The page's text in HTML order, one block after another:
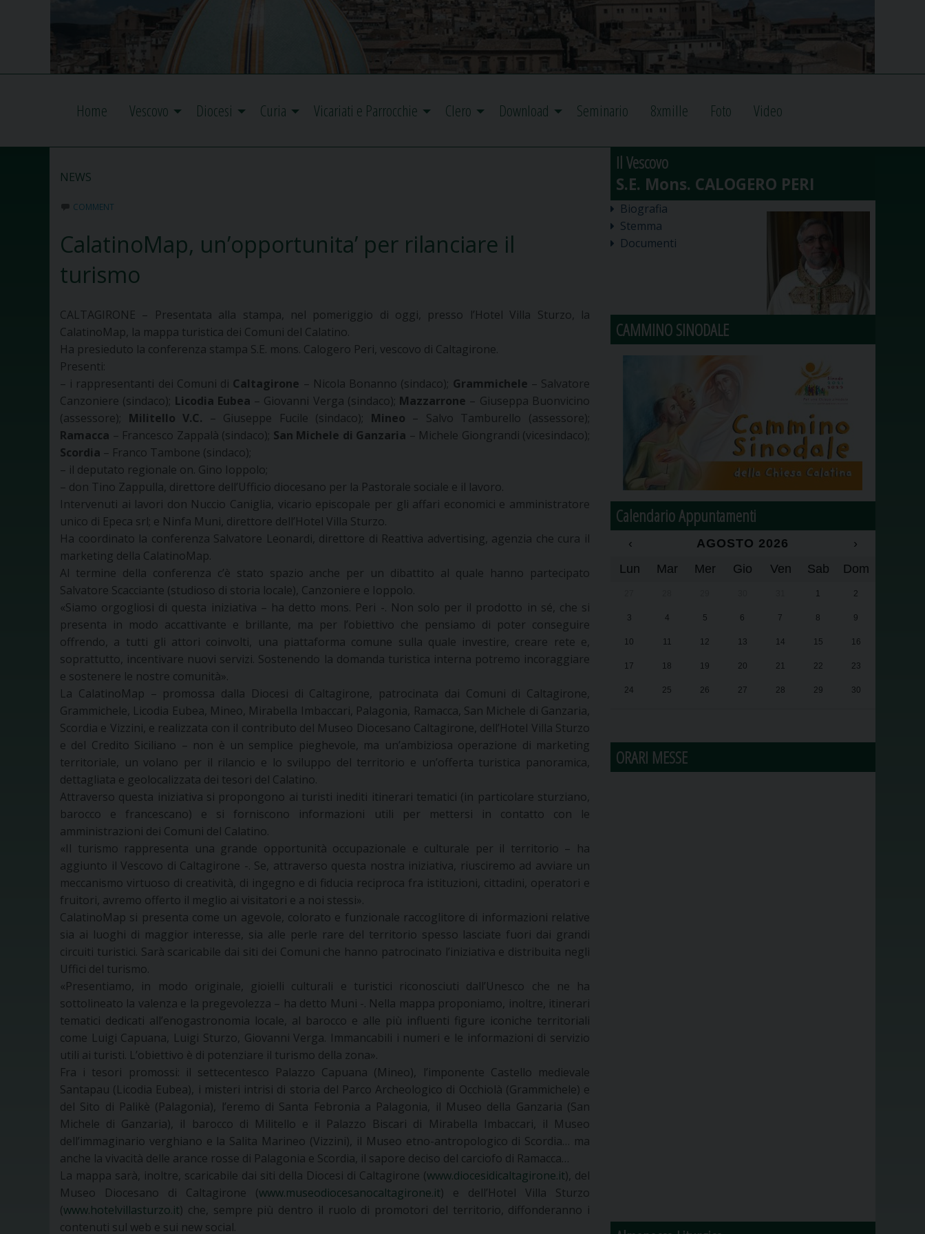
Home Vescovo Diocesi Curia Vicariati e Parrocchie Clero Download Seminario 8xmille Foto Video
NEWS
COMMENT
CalatinoMap, un’opportunita’ per rilanciare il
turismo
CALTAGIRONE – Presentata alla stampa, nel pomeriggio di oggi, presso l’Hotel Villa Sturzo, la
CalatinoMap, la mappa turistica dei Comuni del Calatino.
Ha presieduto la conferenza stampa S.E. mons. Calogero Peri, vescovo di Caltagirone.
Presenti:
– i rappresentanti dei Comuni di Caltagirone – Nicola Bonanno (sindaco); Grammichele – Salvatore
Canzoniere (sindaco); Licodia Eubea – Giovanni Verga (sindaco); Mazzarrone – Giuseppa Buonvicino
(assessore); Militello V.C. – Giuseppe Fucile (sindaco); Mineo – Salvo Tamburello (assessore);
Ramacca – Francesco Zappalà (sindaco); San Michele di Ganzaria – Michele Giongrandi (vicesindaco);
Scordia – Franco Tambone (sindaco);
– il deputato regionale on. Gino Ioppolo;
– don Tino Zappulla, direttore dell’Ufficio diocesano per la Pastorale sociale e il lavoro.
Intervenuti ai lavori don Nuccio Caniglia, vicario episcopale per gli affari economici e amministratore
unico di Epeca srl; e Ninfa Muni, direttore dell’Hotel Villa Sturzo.
Ha coordinato la conferenza Salvatore Leonardi, direttore di Reattiva advertising, agenzia che cura il
marketing della CalatinoMap.
Al termine della conferenza c’è stato spazio anche per un dibattito al quale hanno partecipato
Salvatore Scacciante (studioso di storia locale), Canzoniere e Ioppolo.
«Siamo orgogliosi di questa iniziativa – ha detto mons. Peri -. Non solo per il prodotto in sé, che si
presenta in modo accattivante e brillante, ma per l’obiettivo che pensiamo di poter conseguire
offrendo, a tutti gli attori coinvolti, una piattaforma comune sulla quale investire, creare rete e,
soprattutto, incentivare nuovi servizi. Sostenendo la domanda turistica interna potremo incoraggiare
e sostenere le nostre comunità».
La CalatinoMap – promossa dalla Diocesi di Caltagirone, patrocinata dai Comuni di Caltagirone,
Grammichele, Licodia Eubea, Mineo, Mirabella Imbaccari, Palagonia, Ramacca, San Michele di Ganzaria,
Scordia e Vizzini, e realizzata con il contributo del Museo Diocesano Caltagirone, dell’Hotel Villa Sturzo
e del Credito Siciliano – non è un semplice pieghevole, ma un’ambiziosa operazione di marketing
territoriale, un volano per il rilancio e lo sviluppo del territorio e un’offerta turistica panoramica,
dettagliata e geolocalizzata dei tesori del Calatino.
Attraverso questa iniziativa si propongono ai turisti inediti itinerari tematici (in particolare sturziano,
barocco e francescano) e si forniscono informazioni utili per mettersi in contatto con le
amministrazioni dei Comuni del Calatino.
«Il turismo rappresenta una grande opportunità occupazionale e culturale per il territorio – ha
aggiunto il Vescovo di Caltagirone -. Se, attraverso questa nostra iniziativa, riusciremo ad avviare un
meccanismo virtuoso di creatività, di ingegno e di fiducia reciproca fra istituzioni, cittadini, operatori e
fruitori, avremo offerto il meglio ai visitatori e a noi stessi».
CalatinoMap si presenta come un agevole, colorato e funzionale raccoglitore di informazioni relative
sia ai luoghi di maggior interesse, sia alle perle rare del territorio spesso lasciate fuori dai grandi
circuiti turistici. Sarà scaricabile dai siti dei Comuni che hanno patrocinato l’iniziativa e distribuita negli
Uffici del turismo.
«Presentiamo, in modo originale, gioielli culturali e turistici riconosciuti dall’Unesco che ne ha
sottolineato la valenza e la pregevolezza – ha detto Muni -. Nella mappa proponiamo, inoltre, itinerari
tematici dedicati all’enogastronomia locale, al barocco e alle più influenti figure iconiche territoriali
come Luigi Capuana, Luigi Sturzo, Giovanni Verga. Immancabili i numeri e le informazioni di servizio
utili ai turisti. L’obiettivo è di potenziare il turismo della zona».
Fra i tesori promossi: il settecentesco Palazzo Capuana (Mineo), l’imponente Castello medievale
Santapau (Licodia Eubea), i misteri intrisi di storia del Parco Archeologico di Occhiolà (Grammichele) e
del Sito di Palikè (Palagonia), l’eremo di Santa Febronia a Palagonia, il Museo della Ganzaria (San
Michele di Ganzaria), il barocco di Militello e il Palazzo Biscari di Mirabella Imbaccari, il Museo
dell’immaginario verghiano e la Salita Marineo (Vizzini), il Museo etno-antropologico di Scordia… ma
anche la vivacità delle arance rosse di Palagonia e Scordia, il sapore deciso del carciofo di Ramacca…
La mappa sarà, inoltre, scaricabile dai siti della Diocesi di Caltagirone (www.diocesidicaltagirone.it), del
Museo Diocesano di Caltagirone (www.museodiocesanocaltagirone.it) e dell’Hotel Villa Sturzo
(www.hotelvillasturzo.it) che, sempre più dentro il ruolo di promotori del territorio, diffonderanno i
contenuti sul web e sui new social.
Il Vescovo
Biografia
Stemma
Documenti
CAMMINO SINODALE
Calendario Appuntamenti
‹ AGOSTO 2026
›
Lun
Mar Mer Gio Ven Sab Dom
1 2
3 4 5 6 7 8 9
10 11 12 13 14 15 16
17 18 19 20 21 22 23
24 25 26 27 28 29 30
ORARI MESSE